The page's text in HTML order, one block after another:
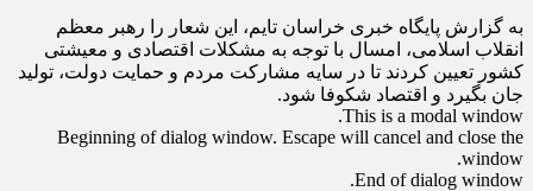
به گزارش پایگاه خبری خراسان تایم، این شعار را رهبر معظم
انقلاب اسلامی، امسال با توجه به مشکلات اقتصادی و معیشتی
کشور تعیین کردند تا در سایه مشارکت مردم و حمایت دولت، تولید
جان بگیرد و اقتصاد شکوفا شود.
This is a modal window.
Beginning of dialog window. Escape will cancel and close the
window.
End of dialog window.